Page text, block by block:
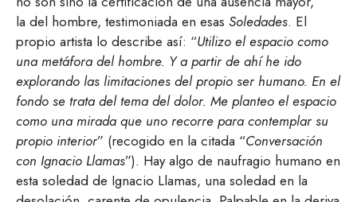
la del hombre, testimoniada en esas Soledades. El
propio artista lo describe así: “Utilizo el espacio como
una metáfora del hombre. Y a partir de ahí he ido
explorando las limitaciones del propio ser humano. En el
fondo se trata del tema del dolor. Me planteo el espacio
como una mirada que uno recorre para contemplar su
propio interior” (recogido en la citada “Conversación
con Ignacio Llamas”). Hay algo de naufragio humano en
esta soledad de Ignacio Llamas, una soledad en la